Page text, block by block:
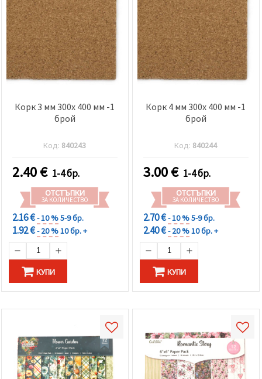
Корк 3 мм 300x 400 мм -1
брой
Код: 840243
2.40€ 1-4 бр.
ОТСТЪПКИ
ЗА КОЛИЧЕСТВО
2.16 €- 10 %5-9 бр.
1.92 €- 20 %10 бр. +
КУПИ
Корк 4 мм 300x 400 мм -1
брой
Код: 840244
3.00€ 1-4 бр.
ОТСТЪПКИ
ЗА КОЛИЧЕСТВО
2.70 €- 10 %5-9 бр.
2.40 €- 20 %10 бр. +
КУПИ